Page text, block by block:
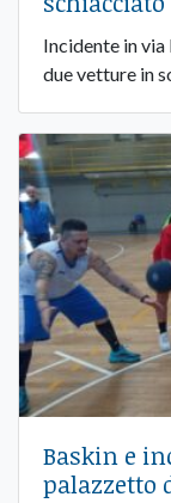
Incidente in
due vetture in
Baskin e
palazzetto